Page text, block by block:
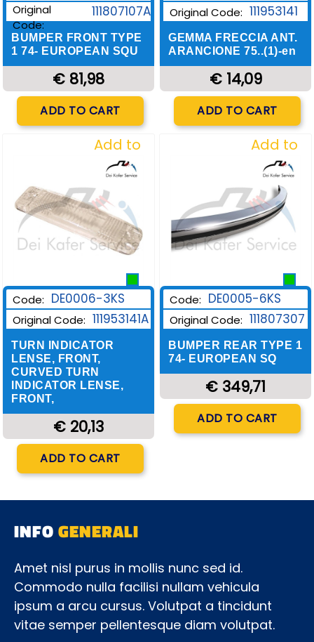
Original
Code:
111807107A
BUMPER FRONT TYPE
1 74- EUROPEAN SQU
€ 81,98
ADD TO CART
Original Code: 111953141
GEMMA FRECCIA ANT.
ARANCIONE 75..(1)-en
€ 14,09
ADD TO CART
Add to
Wishlist
Code: DE0006-3KS
Original Code: 111953141A
TURN INDICATOR
LENSE, FRONT,
CURVED TURN
INDICATOR LENSE,
FRONT,
€ 20,13
ADD TO CART
Add to
Wishlist
Code: DE0005-6KS
Original Code: 111807307
BUMPER REAR TYPE 1
74- EUROPEAN SQ
€ 349,71
ADD TO CART
INFOGENERALI
Amet nisl purus in mollis nunc sed id.
Commodo nulla facilisi nullam vehicula
ipsum a arcu cursus. Volutpat a tincidunt
vitae semper pellentesque diam volutpat.